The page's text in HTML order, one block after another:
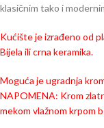
klasičnim tako i
Kućište je izrađeno od
Bijela ili crna keramika.
Moguća je ugradnja
NAPOMENA: Krom
mekom vlažnom krpom